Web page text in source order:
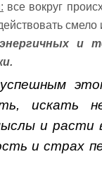
все вокруг
смело
и
искать
и расти
и страх